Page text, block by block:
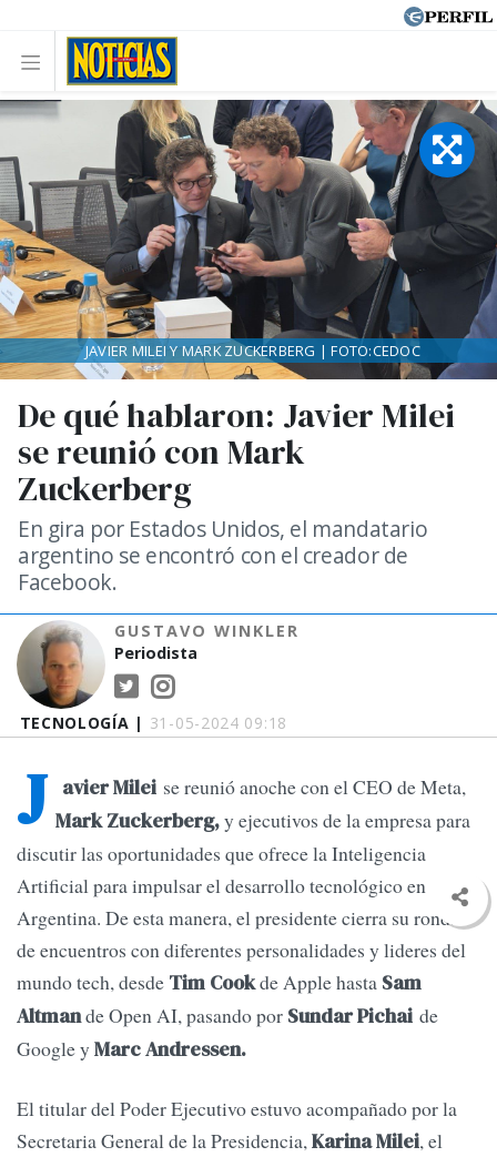
TECNOLOGÍA | 31-05-2024 09:18
De qué hablaron: Javier Milei
se reunió con Mark
Zuckerberg
En gira por Estados Unidos, el mandatario
argentino se encontró con el creador de
Facebook.
GUSTAVO WINKLER
Periodista
JAVIER MILEI Y MARK ZUCKERBERG | FOTO:CEDOC
J avier Milei se reunió anoche con el CEO de Meta,
Mark Zuckerberg,y ejecutivos de la empresa para
discutir las oportunidades que ofrece la Inteligencia
Artificial para impulsar el desarrollo tecnológico en
Argentina. De esta manera, el presidente cierra su ronda
de encuentros con diferentes personalidades y lideres del
mundo tech, desde Tim Cookde Apple hasta Sam
Altmande Open AI, pasando por Sundar Pichai​ de
Google y Marc Andressen.
El titular del Poder Ejecutivo estuvo acompañado por la
Secretaria General de la Presidencia,Karina Milei, el